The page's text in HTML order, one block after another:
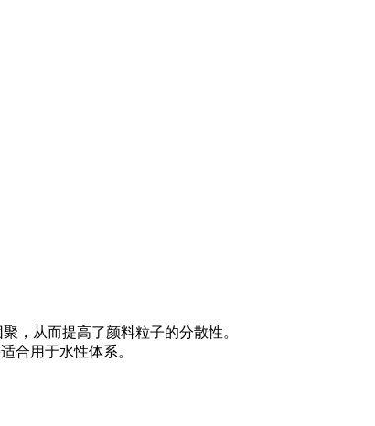
，从而提高了颜料粒子的分散性。
合用于水性体系。